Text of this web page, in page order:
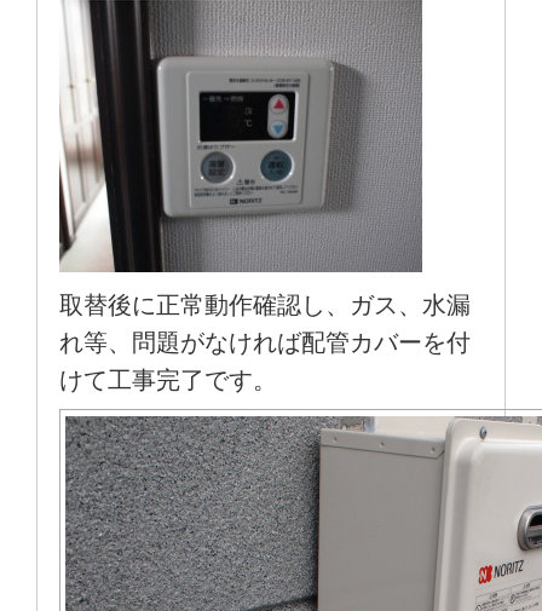
取替後に正常動作確認し、ガス、水漏
れ等、問題がなければ配管カバーを付
けて工事完了です。